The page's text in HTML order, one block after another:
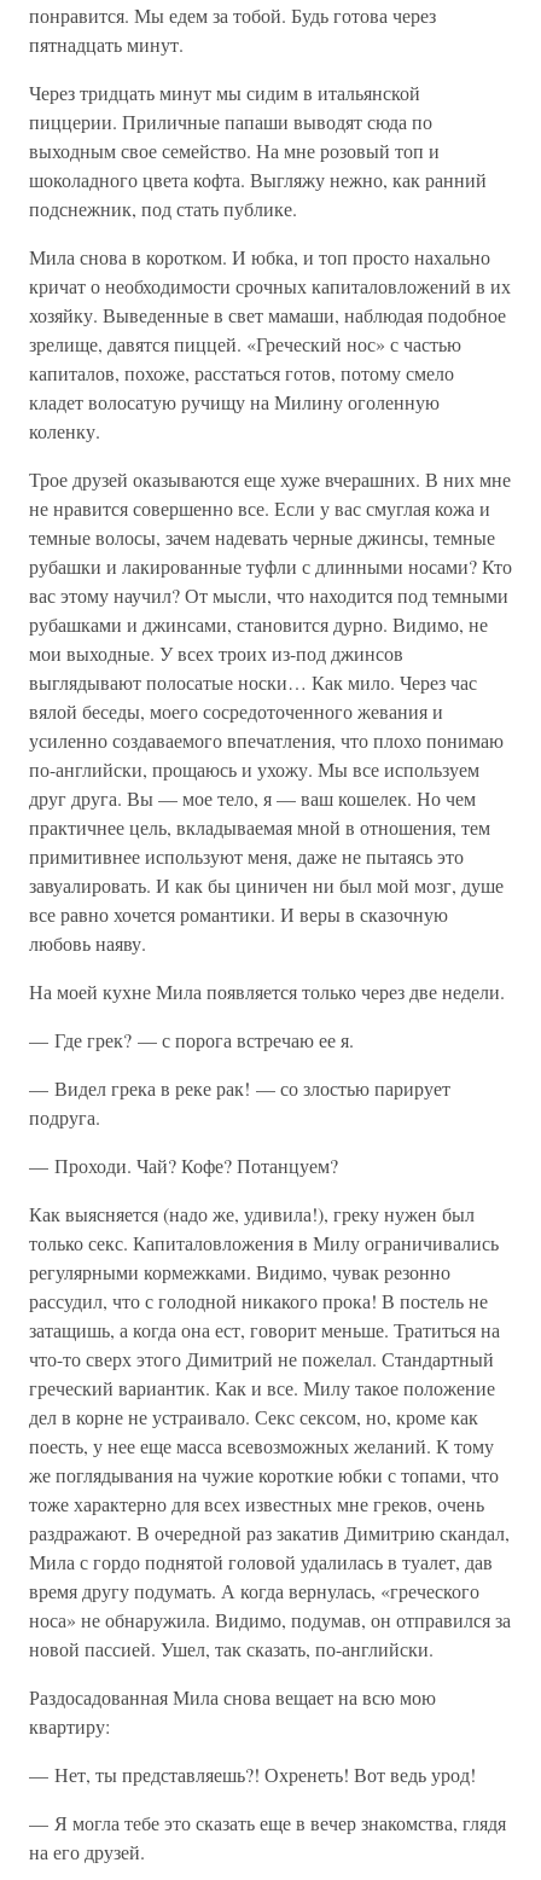
понравится. Мы едем за тобой. Будь готова через
пятнадцать минут.
Через тридцать минут мы сидим в итальянской
пиццерии. Приличные папаши выводят сюда по
выходным свое семейство. На мне розовый топ и
шоколадного цвета кофта. Выгляжу нежно, как ранний
подснежник, под стать публике.
Мила снова в коротком. И юбка, и топ просто нахально
кричат о необходимости срочных капиталовложений в их
хозяйку. Выведенные в свет мамаши, наблюдая подобное
зрелище, давятся пиццей. «Греческий нос» с частью
капиталов, похоже, расстаться готов, потому смело
кладет волосатую ручищу на Милину оголенную
коленку.
Трое друзей оказываются еще хуже вчерашних. В них мне
не нравится совершенно все. Если у вас смуглая кожа и
темные волосы, зачем надевать черные джинсы, темные
рубашки и лакированные туфли с длинными носами? Кто
вас этому научил? От мысли, что находится под темными
рубашками и джинсами, становится дурно. Видимо, не
мои выходные. У всех троих из-под джинсов
выглядывают полосатые носки… Как мило. Через час
вялой беседы, моего сосредоточенного жевания и
усиленно создаваемого впечатления, что плохо понимаю
по-английски, прощаюсь и ухожу. Мы все используем
друг друга. Вы — мое тело, я — ваш кошелек. Но чем
практичнее цель, вкладываемая мной в отношения, тем
примитивнее используют меня, даже не пытаясь это
завуалировать. И как бы циничен ни был мой мозг, душе
все равно хочется романтики. И веры в сказочную
любовь наяву.
На моей кухне Мила появляется только через две недели.
— Где грек? — с порога встречаю ее я.
— Видел грека в реке рак! — со злостью парирует
подруга.
— Проходи. Чай? Кофе? Потанцуем?
Как выясняется (надо же, удивила!), греку нужен был
только секс. Капиталовложения в Милу ограничивались
регулярными кормежками. Видимо, чувак резонно
рассудил, что с голодной никакого прока! В постель не
затащишь, а когда она ест, говорит меньше. Тратиться на
что-то сверх этого Димитрий не пожелал. Стандартный
греческий вариантик. Как и все. Милу такое положение
дел в корне не устраивало. Секс сексом, но, кроме как
поесть, у нее еще масса всевозможных желаний. К тому
же поглядывания на чужие короткие юбки с топами, что
тоже характерно для всех известных мне греков, очень
раздражают. В очередной раз закатив Димитрию скандал,
Мила с гордо поднятой головой удалилась в туалет, дав
время другу подумать. А когда вернулась, «греческого
носа» не обнаружила. Видимо, подумав, он отправился за
новой пассией. Ушел, так сказать, по-английски.
Раздосадованная Мила снова вещает на всю мою
квартиру:
— Нет, ты представляешь?! Охренеть! Вот ведь урод!
— Я могла тебе это сказать еще в вечер знакомства, глядя
на его друзей.